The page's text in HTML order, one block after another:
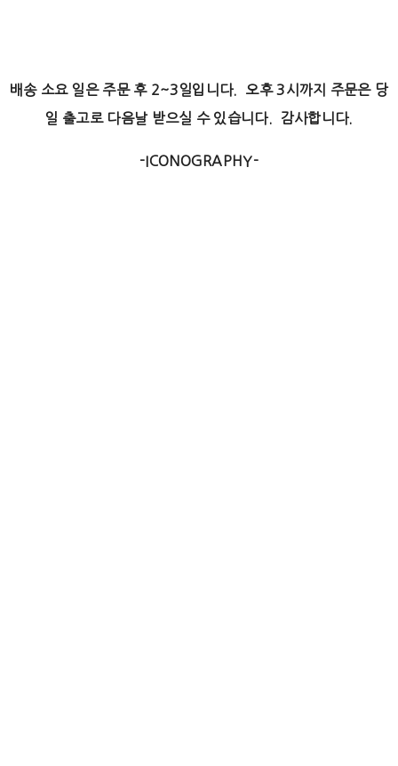
배송 소요 일은 주문 후 2~3일입니다. 오후 3시까지 주문은 당
일 출고로 다음날 받으실 수 있습니다. 감사합니다.
-ICONOGRAPHY-